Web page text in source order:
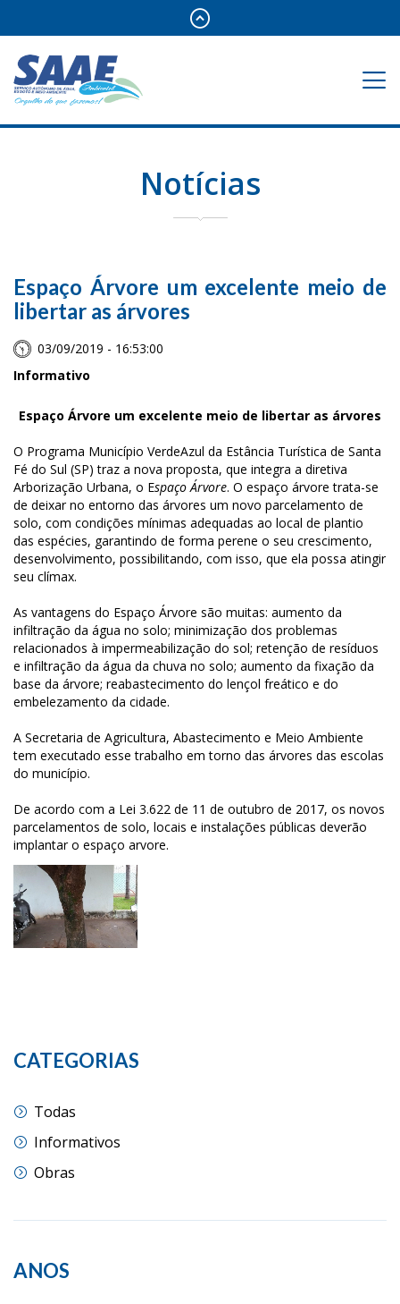
Notícias
Espaço Árvore um excelente meio de
libertar as árvores
03/09/2019 - 16:53:00
Informativo
Espaço Árvore um excelente meio de libertar as árvores
O Programa Município VerdeAzul da Estância Turística de Santa
Fé do Sul (SP) traz a nova proposta, que integra a diretiva
Arborização Urbana, o Espaço Árvore. O espaço árvore trata-se
de deixar no entorno das árvores um novo parcelamento de
solo, com condições mínimas adequadas ao local de plantio
das espécies, garantindo de forma perene o seu crescimento,
desenvolvimento, possibilitando, com isso, que ela possa atingir
seu clímax.
As vantagens do Espaço Árvore são muitas: aumento da
infiltração da água no solo; minimização dos problemas
relacionados à impermeabilização do sol; retenção de resíduos
e infiltração da água da chuva no solo; aumento da fixação da
base da árvore; reabastecimento do lençol freático e do
embelezamento da cidade.
A Secretaria de Agricultura, Abastecimento e Meio Ambiente
tem executado esse trabalho em torno das árvores das escolas
do município.
De acordo com a Lei 3.622 de 11 de outubro de 2017, os novos
parcelamentos de solo, locais e instalações públicas deverão
implantar o espaço arvore.
CATEGORIAS
Todas
Informativos
Obras
ANOS